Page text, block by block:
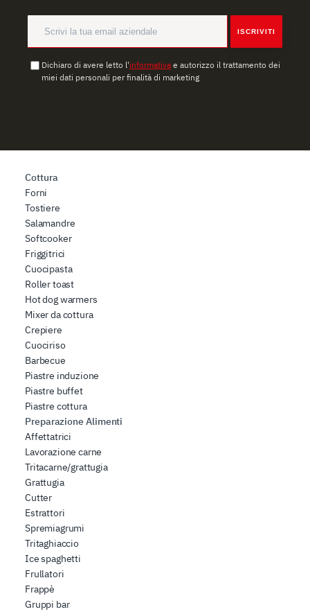
ISCRIVITI
Dichiaro di avere letto l'informativa e autorizzo il trattamento dei
miei dati personali per finalità di marketing
Cottura
Forni
Tostiere
Salamandre
Softcooker
Friggitrici
Cuocipasta
Roller toast
Hot dog warmers
Mixer da cottura
Crepiere
Cuociriso
Barbecue
Piastre induzione
Piastre buffet
Piastre cottura
Preparazione Alimenti
Affettatrici
Lavorazione carne
Tritacarne/grattugia
Grattugia
Cutter
Estrattori
Spremiagrumi
Tritaghiaccio
Ice spaghetti
Frullatori
Frappè
Gruppi bar